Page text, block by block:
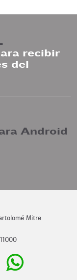
recibir
del
Android
Mitre